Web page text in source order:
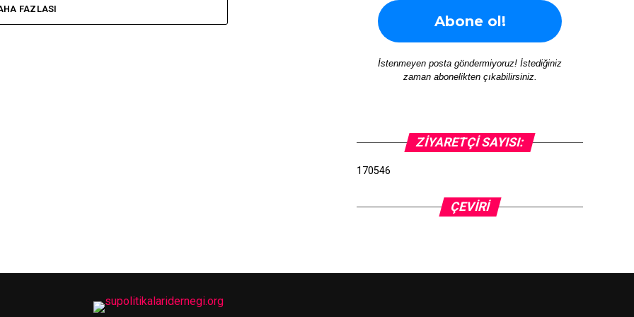
FAZLASI
İstenmeyen posta göndermiyoruz! İstediğiniz
zaman abonelikten çıkabilirsiniz.
ZIYARETÇI SAYISI:
170546
ÇEVIRI